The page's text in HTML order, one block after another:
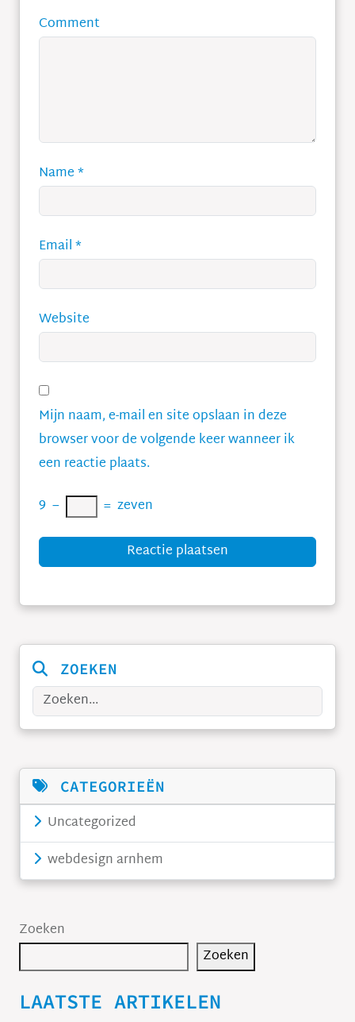
Comment
Name*
Email*
Website
Mijn naam, e-mail en site opslaan in deze
browser voor de volgende keer wanneer ik
een reactie plaats.
9 − = zeven
Reactie plaatsen
ZOEKEN
Zoeken
CATEGORIEËN
Uncategorized
webdesign arnhem
Zoeken
Zoeken
LAATSTE ARTIKELEN